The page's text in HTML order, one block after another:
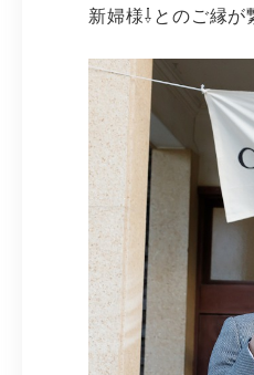
新婦様⇩とのご縁が